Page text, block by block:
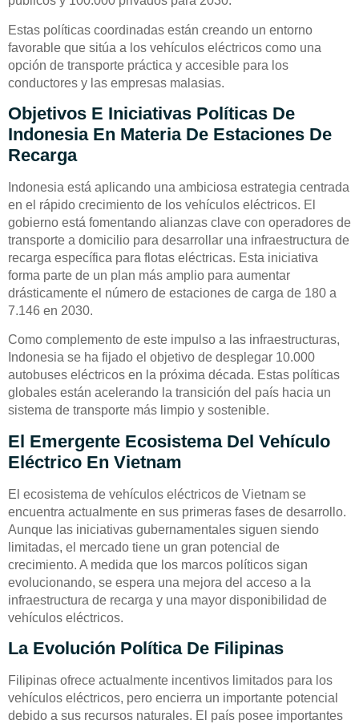
Estas políticas coordinadas están creando un entorno
favorable que sitúa a los vehículos eléctricos como una
opción de transporte práctica y accesible para los
conductores y las empresas malasias.
Objetivos E Iniciativas Políticas De
Indonesia En Materia De Estaciones De
Recarga
Indonesia está aplicando una ambiciosa estrategia centrada
en el rápido crecimiento de los vehículos eléctricos. El
gobierno está fomentando alianzas clave con operadores de
transporte a domicilio para desarrollar una infraestructura de
recarga específica para flotas eléctricas. Esta iniciativa
forma parte de un plan más amplio para aumentar
drásticamente el número de estaciones de carga de 180 a
7.146 en 2030.
Como complemento de este impulso a las infraestructuras,
Indonesia se ha fijado el objetivo de desplegar 10.000
autobuses eléctricos en la próxima década. Estas políticas
globales están acelerando la transición del país hacia un
sistema de transporte más limpio y sostenible.
El Emergente Ecosistema Del Vehículo
Eléctrico En Vietnam
El ecosistema de vehículos eléctricos de Vietnam se
encuentra actualmente en sus primeras fases de desarrollo.
Aunque las iniciativas gubernamentales siguen siendo
limitadas, el mercado tiene un gran potencial de
crecimiento. A medida que los marcos políticos sigan
evolucionando, se espera una mejora del acceso a la
infraestructura de recarga y una mayor disponibilidad de
vehículos eléctricos.
La Evolución Política De Filipinas
Filipinas ofrece actualmente incentivos limitados para los
vehículos eléctricos, pero encierra un importante potencial
debido a sus recursos naturales. El país posee importantes